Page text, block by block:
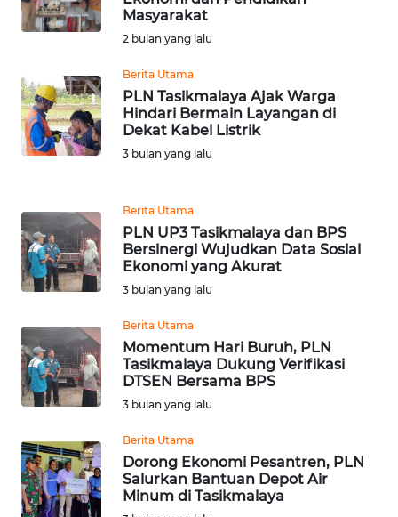
Masyarakat
2 bulan yang lalu
Berita Utama
PLN Tasikmalaya Ajak Warga
Hindari Bermain Layangan di
Dekat Kabel Listrik
3 bulan yang lalu
Berita Utama
PLN UP3 Tasikmalaya dan BPS
Bersinergi Wujudkan Data Sosial
Ekonomi yang Akurat
3 bulan yang lalu
Berita Utama
Momentum Hari Buruh, PLN
Tasikmalaya Dukung Verifikasi
DTSEN Bersama BPS
3 bulan yang lalu
Berita Utama
Dorong Ekonomi Pesantren, PLN
Salurkan Bantuan Depot Air
Minum di Tasikmalaya
WN
BANTEN
WN
KEPRI
PAPUA
WN
PAPUA
BARAT
WN
RIAU